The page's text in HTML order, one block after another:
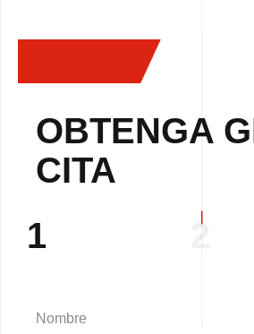
OBTENGA
CITA
1
2
Nombre